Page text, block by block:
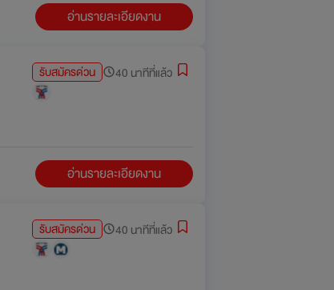
อ่านรายละเอียดงาน
รับสมัครด่วน 40 นาทีที่แล้ว
อ่านรายละเอียดงาน
รับสมัครด่วน 40 นาทีที่แล้ว